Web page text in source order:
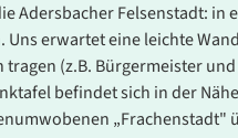
Adersbacher Felsenstadt:
erwartet eine leichte
(z.B. Bürgermeister
befindet sich in der
„Frachenstadt"